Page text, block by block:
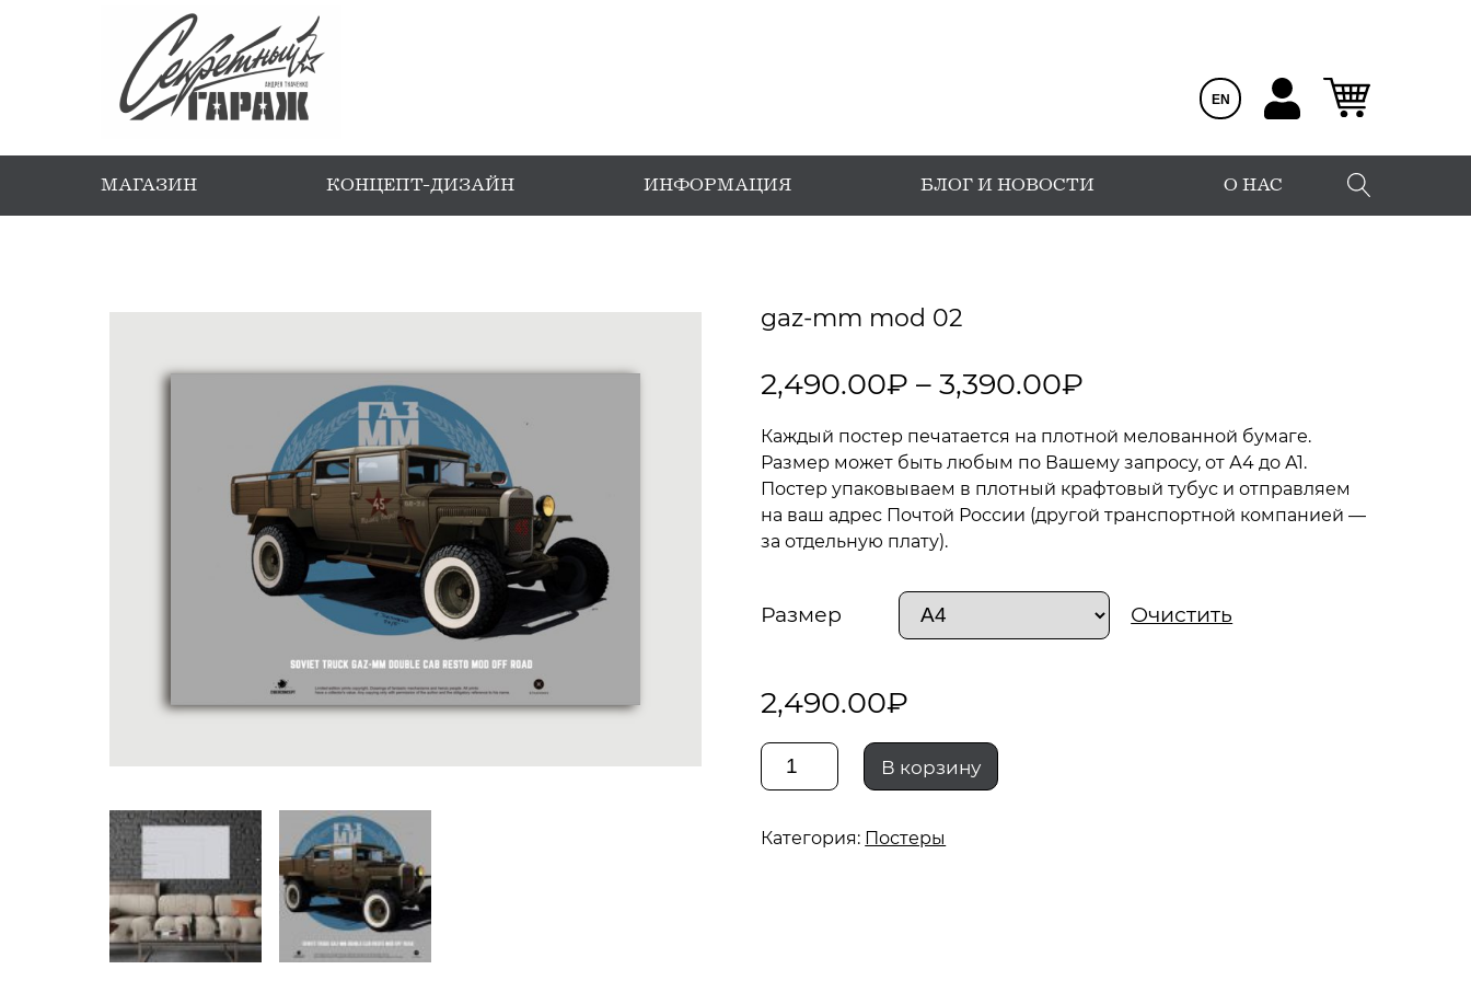
EN
МАГАЗИН КОНЦЕПТ-ДИЗАЙН ИНФОРМАЦИЯ БЛОГ И НОВОСТИ О НАС
gaz-mm mod 02
2,490.00₽ –3,390.00₽
Каждый постер печатается на плотной мелованной бумаге.
Размер может быть любым по Вашему запросу, от А4 до А1.
Постер упаковываем в плотный крафтовый тубус и отправляем
на ваш адрес Почтой России (другой транспортной компанией —
за отдельную плату).
Размер Очистить
2,490.00₽
КоличествоВ корзину
Категория: Постеры